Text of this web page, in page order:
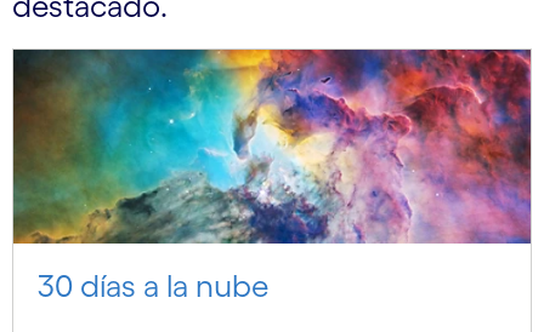
30 días a la nube